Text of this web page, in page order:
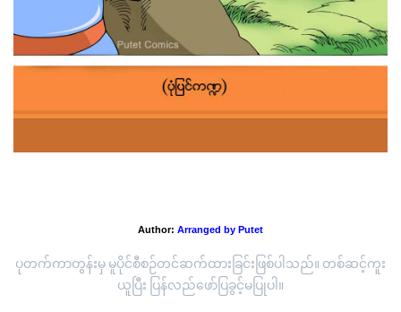
Author: Arranged by Putet
ပုတက်ကာတွန်းမှ မူပိုင်စီစဉ်တင်ဆက်ထားခြင်းဖြစ်ပါသည်။ တစ်ဆင့်ကူး
ယူပြီး ပြန်လည်ဖော်ပြခွင့်မပြုပါ။